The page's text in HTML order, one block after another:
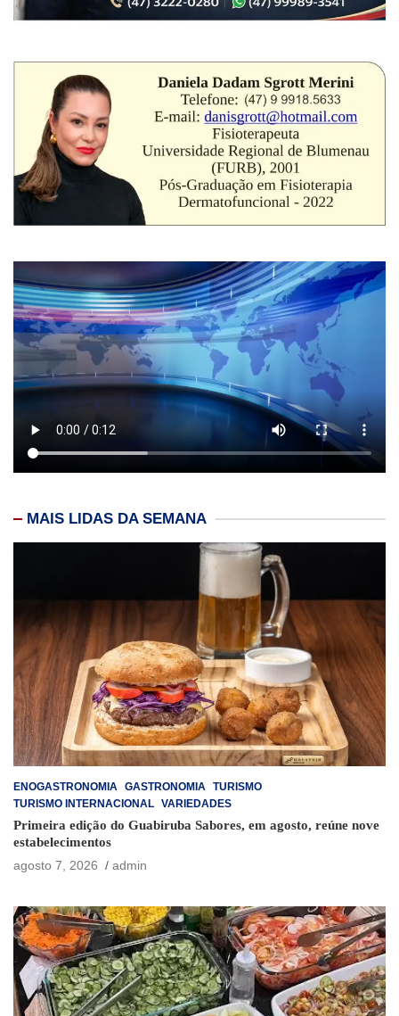
MAIS LIDAS DA SEMANA
ENOGASTRONOMIA GASTRONOMIA
TURISMO
TURISMO INTERNACIONAL VARIEDADES
Primeira edição do Guabiruba Sabores, em agosto, reúne nove
estabelecimentos
agosto 7, 2026
admin